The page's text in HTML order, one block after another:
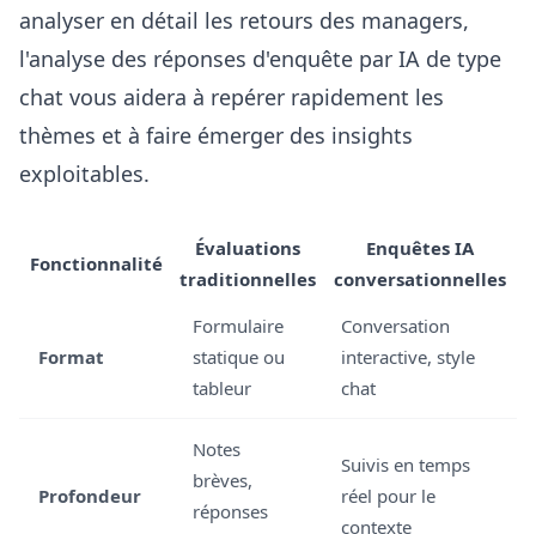
analyser en détail les retours des managers,
l'analyse des réponses d'enquête par IA de type
chat vous aidera à repérer rapidement les
thèmes et à faire émerger des insights
exploitables.
Fonctionnalité
Évaluations
traditionnelles
Enquêtes IA
conversationnelles
Format
Formulaire
statique ou
tableur
Conversation
interactive, style
chat
Profondeur
Notes
brèves,
réponses
Suivis en temps
réel pour le
contexte